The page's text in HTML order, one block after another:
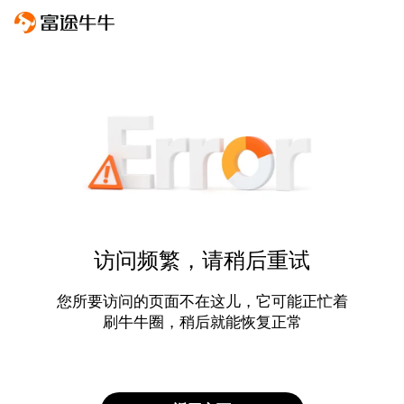
访问频繁，请稍后重试
您所要访问的页面不在这儿，它可能正忙着
刷牛牛圈，稍后就能恢复正常